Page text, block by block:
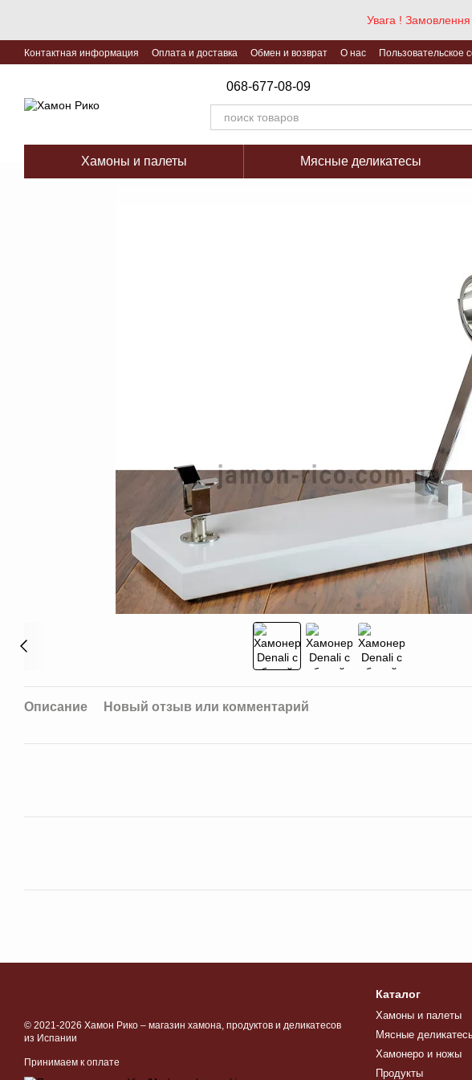
Увага !
Контактная информация Оплата и доставка Обмен и возврат О нас Пользовательское
068-677-08-09
Хамоны и палеты Мясные деликатесы
Описание Новый отзыв или комментарий
© 2021-2026 Хамон Рико – магазин хамона, продуктов и деликатесов
из Испании
Принимаем к оплате
Каталог
Хамоны и палеты
Мясные
Хамонеро и ножы
Продукты